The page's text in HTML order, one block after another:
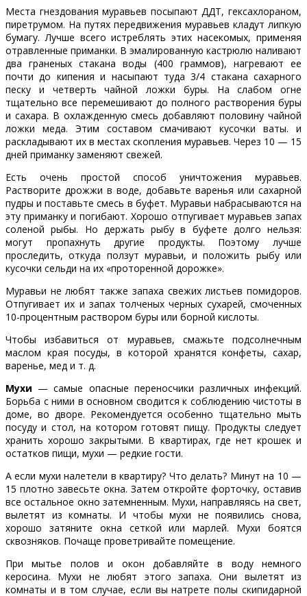
Места гнездования муравьев посыпают ДДТ, гексахлораном,
пиретрумом. На путях передвижения муравьев кладут липкую
бумагу. Лучше всего истреблять этих насекомых, применяя
отравленные приманки. В эмалированную кастрю­лю наливают
два граненых стакана воды (400 граммов), нагревают ее
почти до кипения и насыпают туда 3/4 стакана сахарного
песку и четверть чайной ложки буры. На слабом огне
тщательно все перемешивают до полного растворения буры
и сахара. В охлажденную смесь добавляют половину чайной
ложки меда. Этим составом смачивают кусочки ваты. и
раскладывают их в местах скопления муравьев. Через 10 — 15
дней приманку заменяют свежей.
Есть очень простой способ уничтожения муравьев.
Растворите дрожжи в воде, добавьте варенья или сахарной
пудры и поставьте смесь в буфет. Муравьи набрасываются на
эту приманку и погибают. Хорошо отпугивает муравьев запах
соленой рыбы. Но держать рыбу в буфете долго нель­зя:
могут пропахнуть другие продукты. Поэтому лучше
проследить, откуда ползут муравьи, и положить рыбу или
кусоч­ки сельди на их «проторенной дорожке».
Муравьи не любят также запаха свежих листьев помидоров.
Отпугивает их и запах толченых черных сухарей, смоченных
10-процентным раствором буры или борной кислоты.
Чтобы избавиться от муравьев, смажьте подсолнечным
маслом края посуды, в которой хранятся конфеты, сахар,
варенье, мед и т. д.
Мухи — самые опасные переносчики различных инфекций.
Борьба с ними в основном сводится к соблюдению чистоты в
доме, во дворе. Рекомендуется особенно тщательно мыть
посуду и стол, на котором готовят пищу. Продукты следует
хранить хорошо закрытыми. В квартирах, где нет крошек и
остатков пищи, мухи — редкие гости.
А если мухи налетели в квартиру? Что делать? Минут на 10 —
15 плотно завесьте окна. Затем откройте форточку, оставив
все остальное окно затемненным. Мухи, направляясь на свет,
вылетят из комнаты. И чтобы мухи не появились снова,
хорошо затяните окна сеткой или марлей. Мухи боятся
сквозняков. Почаще проветривайте помещение.
При мытье полов и окон добавляйте в воду немного
керосина. Мухи не любят этого запаха. Они вылетят из
комнаты и в том случае, если вы натрете полы скипидарной